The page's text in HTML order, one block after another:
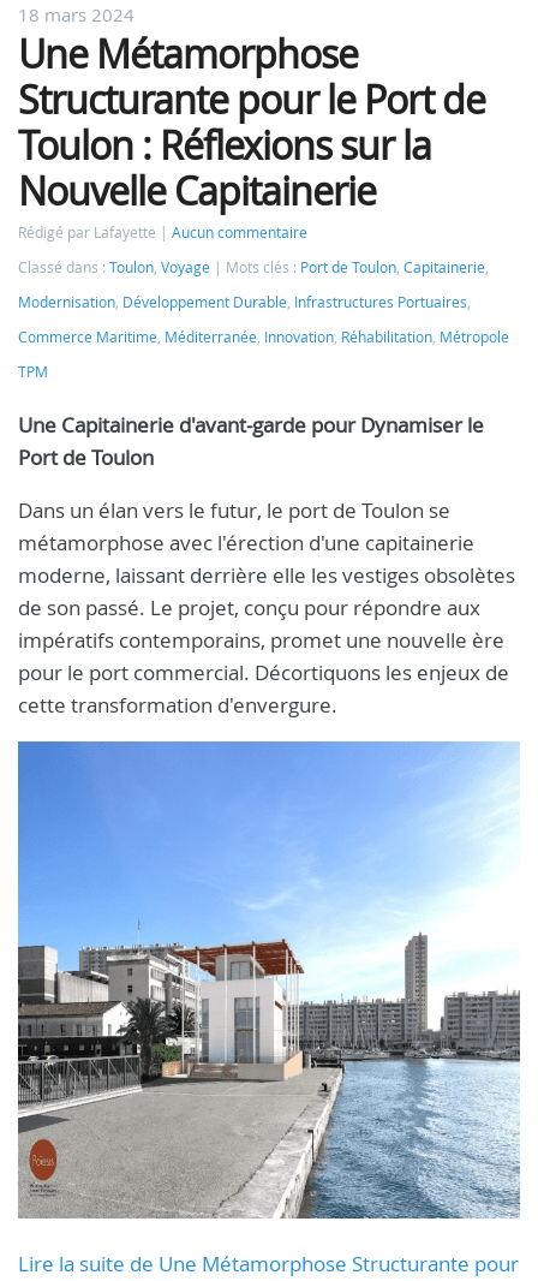
18 mars 2024
Une Métamorphose
Structurante pour le Port de
Toulon : Réflexions sur la
Nouvelle Capitainerie
Rédigé par Lafayette
Aucun commentaire
Classé dans : Toulon, Voyage Mots clés : Port de Toulon, Capitainerie,
Modernisation, Développement Durable, Infrastructures Portuaires,
Commerce Maritime, Méditerranée, Innovation, Réhabilitation, Métropole
TPM
Une Capitainerie d'avant-garde pour Dynamiser le
Port de Toulon
Dans un élan vers le futur, le port de Toulon se
métamorphose avec l'érection d'une capitainerie
moderne, laissant derrière elle les vestiges obsolètes
de son passé. Le projet, conçu pour répondre aux
impératifs contemporains, promet une nouvelle ère
pour le port commercial. Décortiquons les enjeux de
cette transformation d'envergure.
Lire la suite de Une Métamorphose Structurante pour